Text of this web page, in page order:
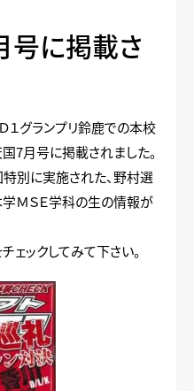
号に掲載さ
１グランプリ鈴鹿での本校
7月号に掲載されました。
別に実施された、野村選
ＭＳＥ学科の生の情報が
ェックしてみて下さい。